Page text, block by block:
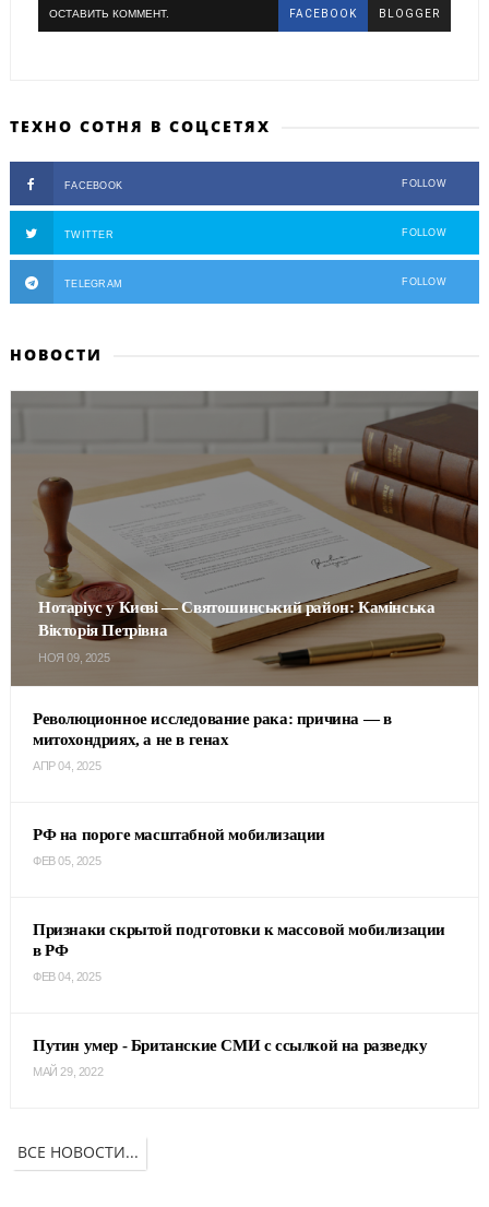
ОСТАВИТЬ КОММЕНТ. FACEBOOK BLOGGER
ТЕХНО СОТНЯ В СОЦСЕТЯХ
FACEBOOK FOLLOW
TWITTER FOLLOW
TELEGRAM FOLLOW
НОВОСТИ
Нотаріус у Києві — Святошинський район: Камінська
Вікторія Петрівна
НОЯ 09, 2025
Революционное исследование рака: причина — в
митохондриях, а не в генах
АПР 04, 2025
РФ на пороге масштабной мобилизации
ФЕВ 05, 2025
Признаки скрытой подготовки к массовой мобилизации
в РФ
ФЕВ 04, 2025
Путин умер - Британские СМИ с ссылкой на разведку
МАЙ 29, 2022
ВСЕ НОВОСТИ...